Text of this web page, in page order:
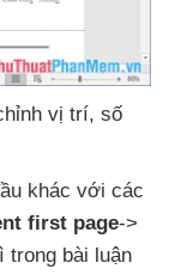
vị trí, số
khác với các
first page->
trong bài luận